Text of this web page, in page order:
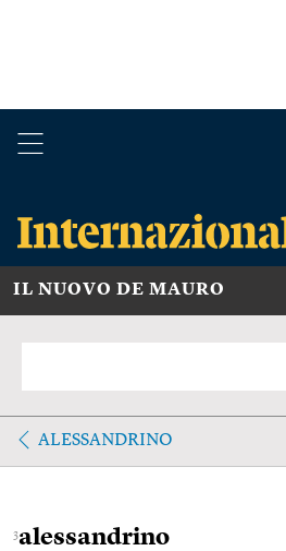
IL NUOVO DE MAURO
ALESSANDRINO
3alessandrino